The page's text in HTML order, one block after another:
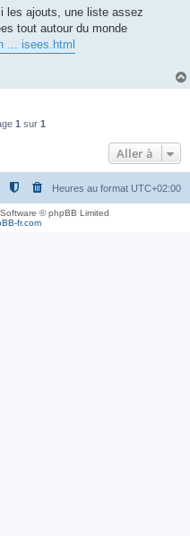
les ajouts, une liste assez
tout autour du monde
... isees.html
1 sur 1
Aller à
Heures au format UTC+02:00
© phpBB Limited
fr.com